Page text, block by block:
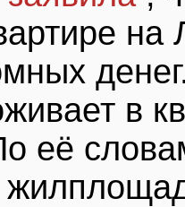
на
в
её